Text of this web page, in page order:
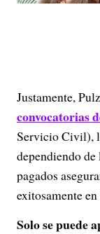
Justamente,
convocatorias
Servicio Civil),
dependiendo de
pagados
exitosamente
Solo se puede